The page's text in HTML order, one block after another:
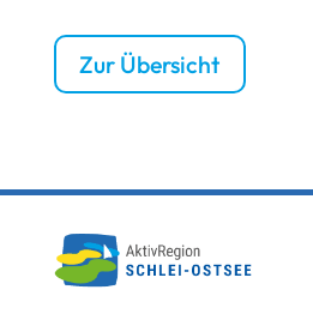
Zur Übersicht